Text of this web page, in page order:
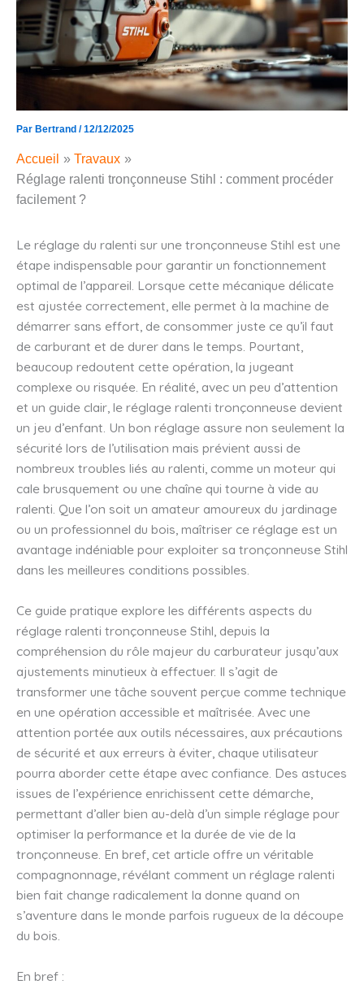
Par Bertrand /12/12/2025
Accueil
Travaux
Réglage ralenti tronçonneuse Stihl : comment procéder
facilement ?
Le réglage du ralenti sur une tronçonneuse Stihl est une
étape indispensable pour garantir un fonctionnement
optimal de l’appareil. Lorsque cette mécanique délicate
est ajustée correctement, elle permet à la machine de
démarrer sans effort, de consommer juste ce qu’il faut
de carburant et de durer dans le temps. Pourtant,
beaucoup redoutent cette opération, la jugeant
complexe ou risquée. En réalité, avec un peu d’attention
et un guide clair, le réglage ralenti tronçonneuse devient
un jeu d’enfant. Un bon réglage assure non seulement la
sécurité lors de l’utilisation mais prévient aussi de
nombreux troubles liés au ralenti, comme un moteur qui
cale brusquement ou une chaîne qui tourne à vide au
ralenti. Que l’on soit un amateur amoureux du jardinage
ou un professionnel du bois, maîtriser ce réglage est un
avantage indéniable pour exploiter sa tronçonneuse Stihl
dans les meilleures conditions possibles.
Ce guide pratique explore les différents aspects du
réglage ralenti tronçonneuse Stihl, depuis la
compréhension du rôle majeur du carburateur jusqu’aux
ajustements minutieux à effectuer. Il s’agit de
transformer une tâche souvent perçue comme technique
en une opération accessible et maîtrisée. Avec une
attention portée aux outils nécessaires, aux précautions
de sécurité et aux erreurs à éviter, chaque utilisateur
pourra aborder cette étape avec confiance. Des astuces
issues de l’expérience enrichissent cette démarche,
permettant d’aller bien au-delà d’un simple réglage pour
optimiser la performance et la durée de vie de la
tronçonneuse. En bref, cet article offre un véritable
compagnonnage, révélant comment un réglage ralenti
bien fait change radicalement la donne quand on
s’aventure dans le monde parfois rugueux de la découpe
du bois.
En bref :